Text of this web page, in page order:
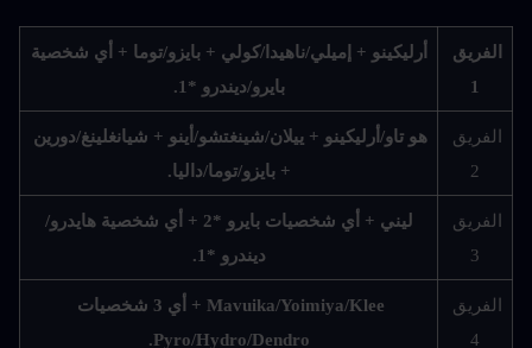
1
بايرو/ديندرو *1.
2
+ بايزو/توما/داليا.
3
ليني + أي شخصيات بايرو *2 + أي شخصية هايدرو/
ديندرو *1.
4
Pyro/Hydro/Dendro.